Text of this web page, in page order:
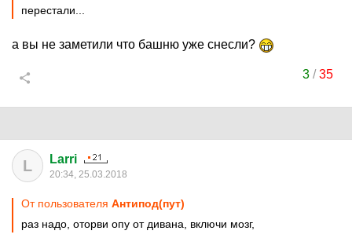
перестали...
а вы не заметили что башню уже снесли?
3 /35
L Larri
20:34, 25.03.2018
От пользователя Антипод(пут)
раз надо, оторви опу от дивана, включи мозг,